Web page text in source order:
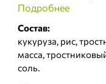
Подробнее
Состав:
кукуруза, рис,
масса,
соль.